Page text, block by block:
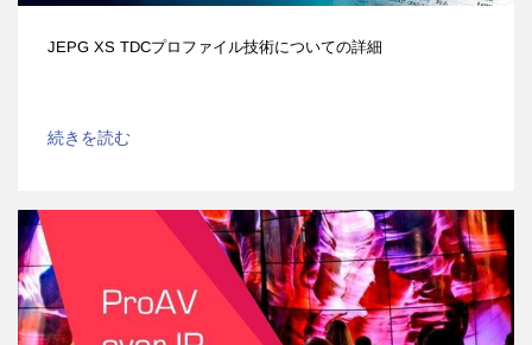
JEPG XS TDCプロファイル技術についての詳細
続きを読む